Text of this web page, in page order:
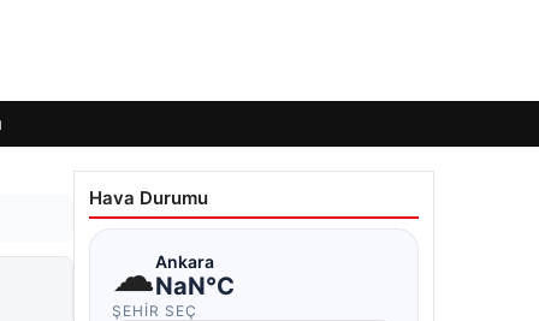
Hava Durumu
☁Ankara
NaN°C
ŞEHIR SEÇ